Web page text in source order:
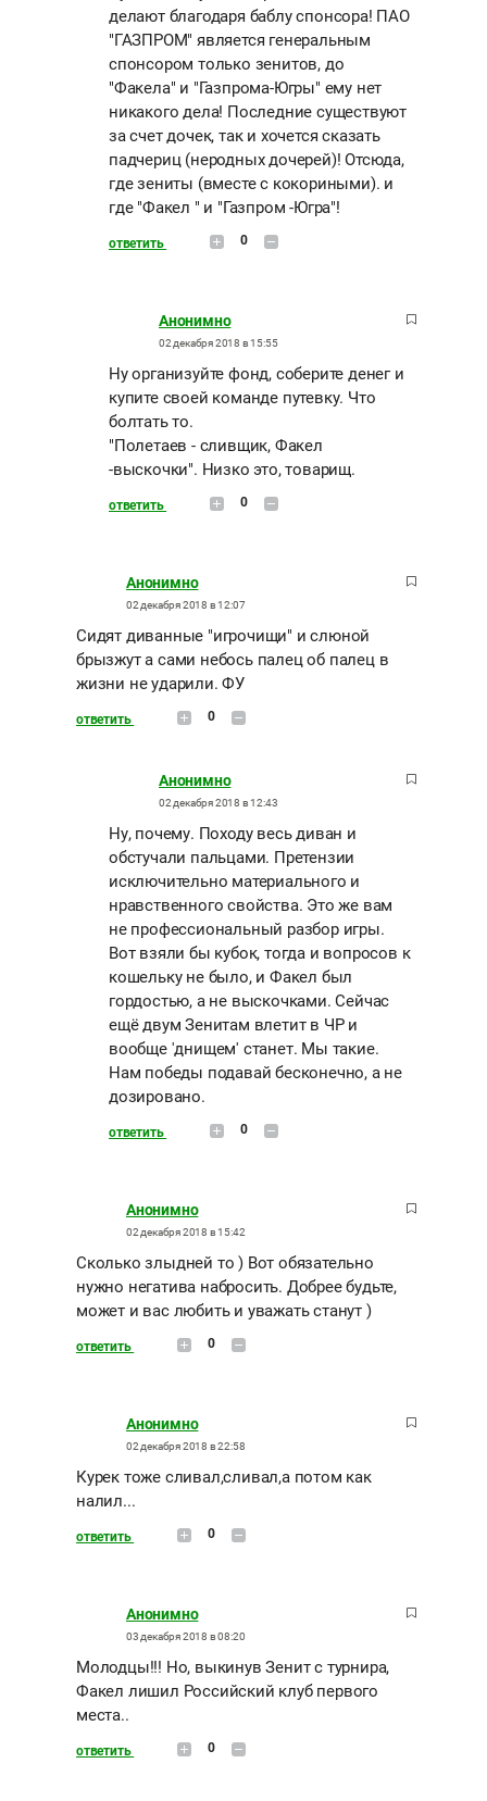
делают благодаря баблу спонсора! ПАО
"ГАЗПРОМ" является генеральным
спонсором только зенитов, до
"Факела" и "Газпрома-Югры" ему нет
никакого дела! Последние существуют
за счет дочек, так и хочется сказать
падчериц (неродных дочерей)! Отсюда,
где зениты (вместе с кокориными). и
где "Факел " и "Газпром -Югра"!
ответить 0
Анонимно
02 декабря 2018 в 15:55
Ну организуйте фонд, соберите денег и
купите своей команде путевку. Что
болтать то.
"Полетаев - сливщик, Факел
-выскочки". Низко это, товарищ.
ответить 0
Анонимно
02 декабря 2018 в 12:07
Сидят диванные "игрочищи" и слюной
брызжут а сами небось палец об палец в
жизни не ударили. ФУ
ответить 0
Анонимно
02 декабря 2018 в 12:43
Ну, почему. Походу весь диван и
обстучали пальцами. Претензии
исключительно материального и
нравственного свойства. Это же вам
не профессиональный разбор игры.
Вот взяли бы кубок, тогда и вопросов к
кошельку не было, и Факел был
гордостью, а не выскочками. Сейчас
ещё двум Зенитам влетит в ЧР и
вообще 'днищем' станет. Мы такие.
Нам победы подавай бесконечно, а не
дозировано.
ответить 0
Анонимно
02 декабря 2018 в 15:42
Сколько злыдней то ) Вот обязательно
нужно негатива набросить. Добрее будьте,
может и вас любить и уважать станут )
ответить 0
Анонимно
02 декабря 2018 в 22:58
Курек тоже сливал,сливал,а потом как
налил...
ответить 0
Анонимно
03 декабря 2018 в 08:20
Молодцы!!! Но, выкинув Зенит с турнира,
Факел лишил Российский клуб первого
места..
ответить 0